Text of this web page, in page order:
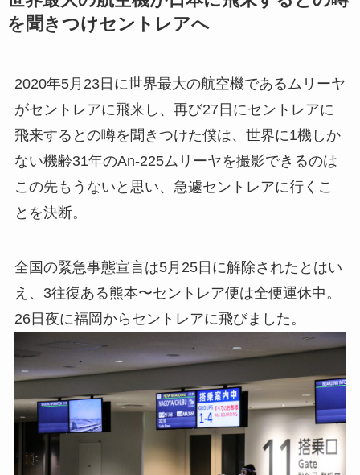
を聞きつけセントレアへ
2020年5月23日に世界最大の航空機であるムリーヤ
がセントレアに飛来し、再び27日にセントレアに
飛来するとの噂を聞きつけた僕は、世界に1機しか
ない機齢31年のAn-225ムリーヤを撮影できるのは
この先もうないと思い、急遽セントレアに行くこ
とを決断。
全国の緊急事態宣言は5月25日に解除されたとはい
え、3往復ある熊本〜セントレア便は全便運休中。
26日夜に福岡からセントレアに飛びました。